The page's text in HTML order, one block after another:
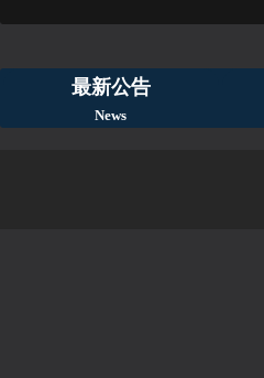
最新公告
News